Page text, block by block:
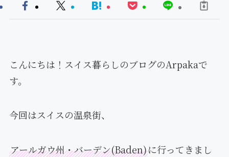
こんにちは！スイス暮らしのブログのArpakaで
す。
今回はスイスの温泉街、
アールガウ州・バーデン(Baden)に行ってきまし